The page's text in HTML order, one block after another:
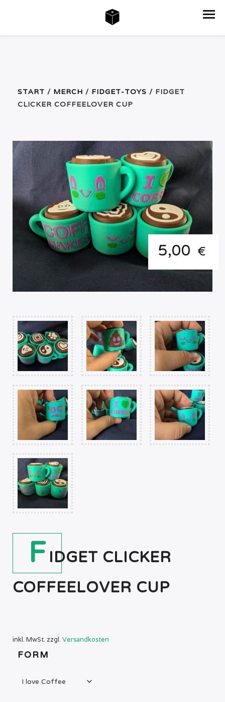
START / MERCH / FIDGET-TOYS / FIDGET
CLICKER COFFEELOVER CUP
5,00 €
F IDGET CLICKER
COFFEELOVER CUP
inkl. MwSt. zzgl. Versandkosten
FORM